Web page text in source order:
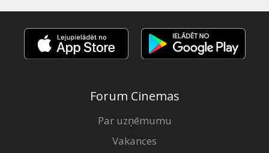
B2B
Kino
Klubs
Forum Cinemas
Par uzņēmumu
Vakances